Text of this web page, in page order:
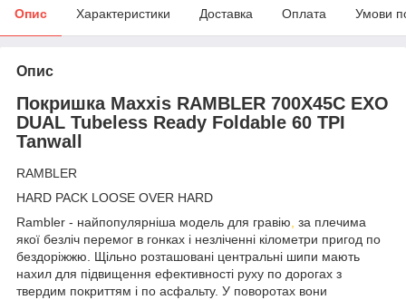
Опис Характеристики Доставка Оплата Умови
Опис
Покришка Maxxis RAMBLER 700X45C EXO
DUAL Tubeless Ready Foldable 60 TPI
Tanwall
RAMBLER
HARD PACK LOOSE OVER HARD
Rambler - найпопулярніша модель для гравію, за плечима
якої безліч перемог в гонках і незліченні кілометри пригод по
бездоріжжю. Щільно розташовані центральні шипи мають
нахил для підвищення ефективності руху по дорогах з
твердим покриттям і по асфальту. У поворотах вони